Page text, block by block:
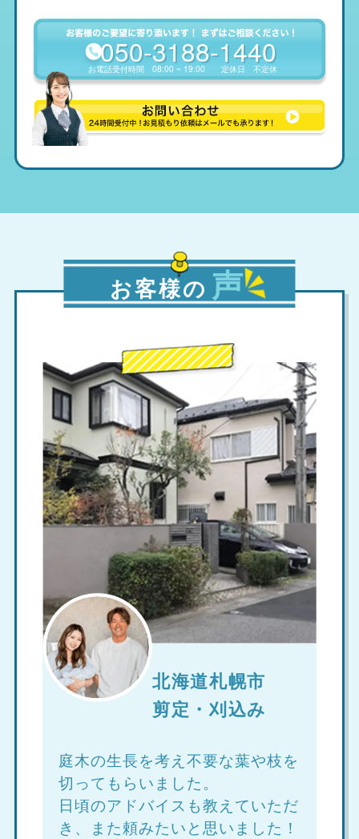
050-3188-1440
お電話受付時間08:00 ~ 19:00 定休日不定休
お客様の 声
北海道札幌市
剪定・刈込み
庭木の生長を考え不要な葉や枝を
切ってもらいました。
日頃のアドバイスも教えていただ
き、また頼みたいと思いました！